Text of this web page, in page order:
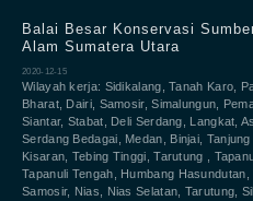
Balai Besar Konservasi
Alam Sumatera Utara
2020-12-15
Wilayah kerja: Sidikalang, Tanah Karo,
Bharat, Dairi, Samosir, Simalungun,
Siantar, Stabat, Deli Serdang, Langkat,
Serdang Bedagai, Medan, Binjai, Tanjung
Kisaran, Tebing Tinggi, Tarutung ,
Tapanuli Tengah, Humbang Hasundutan,
Samosir, Nias, Nias Selatan, Tarutung,